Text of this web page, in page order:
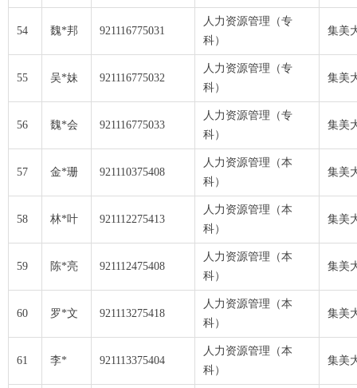
54 魏*邦 921116775031
人力资源管理（专
科）
集美
55 吴*妹 921116775032
人力资源管理（专
科）
集美
56 魏*会 921116775033
人力资源管理（专
科）
集美
57 金*珊 921110375408
人力资源管理（本
科）
集美
58 林*叶 921112275413
人力资源管理（本
科）
集美
59 陈*亮 921112475408
人力资源管理（本
科）
集美
60 罗*文 921113275418
人力资源管理（本
科）
集美
61 李* 921113375404
人力资源管理（本
科）
集美